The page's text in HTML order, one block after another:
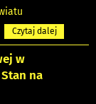
Czytaj dalej
w
na